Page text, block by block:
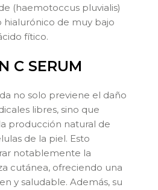
(haemotoccus pluvialis)
hialurónico de muy bajo
fítico.
C SERUM
no solo previene el daño
libres, sino que
producción natural de
de la piel. Esto
notablemente la
cutánea, ofreciendo una
y saludable. Además, su